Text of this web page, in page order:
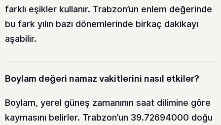
farklı eşikler kullanır. Trabzon’un enlem değerinde
bu fark yılın bazı dönemlerinde birkaç dakikayı
aşabilir.
Boylam değeri namaz vakitlerini nasıl etkiler?
Boylam, yerel güneş zamanının saat dilimine göre
kaymasını belirler. Trabzon’un 39.72694000 doğu